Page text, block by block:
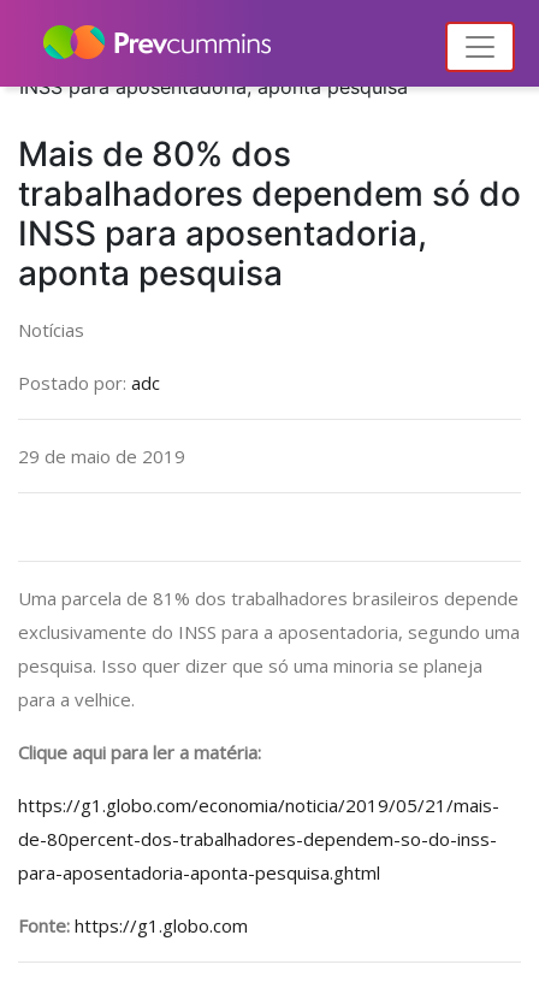
Home Notícias
Notícias
Mais de 80% dos trabalhadores dependem só do
INSS para aposentadoria, aponta pesquisa
Mais de 80% dos
trabalhadores dependem só do
INSS para aposentadoria,
aponta pesquisa
Notícias
Postado por: adc
29 de maio de 2019
Uma parcela de 81% dos trabalhadores brasileiros depende
exclusivamente do INSS para a aposentadoria, segundo uma
pesquisa. Isso quer dizer que só uma minoria se planeja
para a velhice.
Clique aqui para ler a matéria:
https://g1.globo.com/economia/noticia/2019/05/21/mais-
de-80percent-dos-trabalhadores-dependem-so-do-inss-
para-aposentadoria-aponta-pesquisa.ghtml
Fonte: https://g1.globo.com